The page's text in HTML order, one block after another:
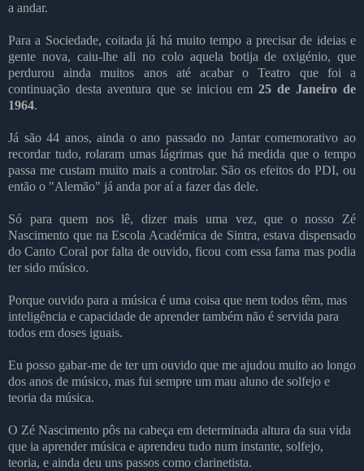
a andar.
Para a Sociedade, coitada já há muito tempo a precisar de ideias e
gente nova, caiu-lhe ali no colo aquela botija de oxigénio, que
perdurou ainda muitos anos até acabar o Teatro que foi a
continuação desta aventura que se iniciou em25 de Janeiro de
1964.
Já são 44 anos, ainda o ano passado no Jantar comemorativo ao
recordar tudo, rolaram umas lágrimas que há medida que o tempo
passa me custam muito mais a controlar. São os efeitos do PDI, ou
então o "Alemão" já anda por aí a fazer das dele.
Só para quem nos lê, dizer mais uma vez, que o nosso Zé
Nascimento que na Escola Académica de Sintra, estava dispensado
do Canto Coral por falta de ouvido, ficou com essa fama mas podia
ter sido músico.
Porque ouvido para a música é uma coisa que nem todos têm, mas
inteligência e capacidade de aprender também não é servida para
todos em doses iguais.
Eu posso gabar-me de ter um ouvido que me ajudou muito ao longo
dos anos de músico, mas fui sempre um mau aluno de solfejo e
teoria da música.
O Zé Nascimento pôs na cabeça em determinada altura da sua vida
que ia aprender música e aprendeu tudo num instante, solfejo,
teoria, e ainda deu uns passos como clarinetista.